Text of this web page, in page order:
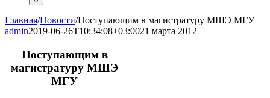
Главная/Новости/Поступающим в магистратуру МШЭ МГУ
admin2019-06-26T10:34:08+03:0021 марта 2012|
Поступающим в
магистратуру МШЭ
МГУ